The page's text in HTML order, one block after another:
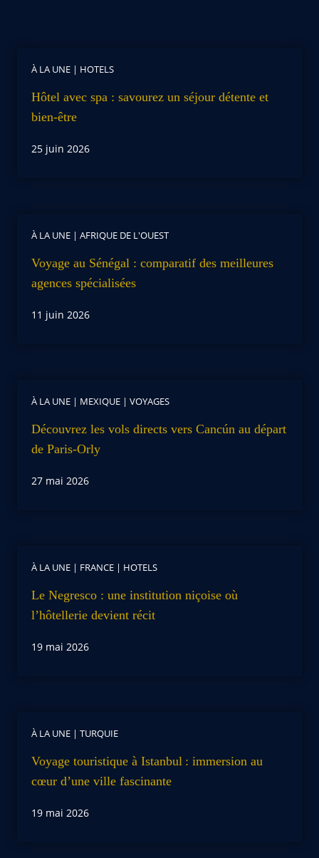
À LA UNE | HOTELS
Hôtel avec spa : savourez un séjour détente et
bien-être
25 juin 2026
À LA UNE | AFRIQUE DE L'OUEST
Voyage au Sénégal : comparatif des meilleures
agences spécialisées
11 juin 2026
À LA UNE | MEXIQUE | VOYAGES
Découvrez les vols directs vers Cancún au départ
de Paris-Orly
27 mai 2026
À LA UNE | FRANCE | HOTELS
Le Negresco : une institution niçoise où
l’hôtellerie devient récit
19 mai 2026
À LA UNE | TURQUIE
Voyage touristique à Istanbul : immersion au
cœur d’une ville fascinante
19 mai 2026